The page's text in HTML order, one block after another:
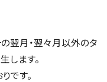
翌月・翌々月以外のタ
します。
です。